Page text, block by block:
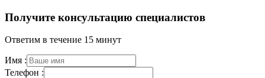
Получите консультацию специалистов
Ответим в течение 15 минут
Имя :
Телефон :